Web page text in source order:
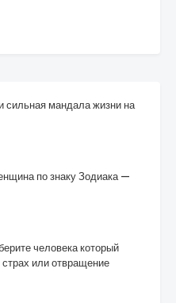
мандала жизни на
по знаку Зодиака —
человека который
или отвращение